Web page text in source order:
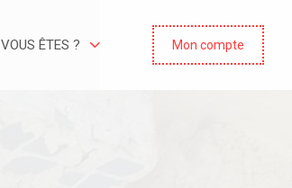
VOUS ÊTES ? Mon compte